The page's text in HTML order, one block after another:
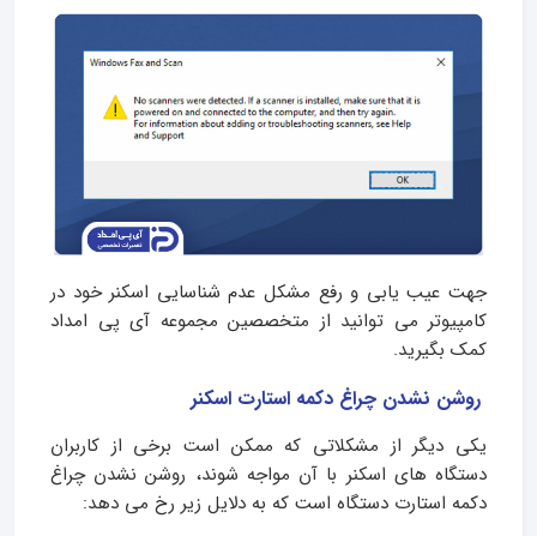
جهت عیب یابی و رفع مشکل عدم شناسایی اسکنر خود در
کامپیوتر می توانید از متخصصین مجموعه آی پی امداد
کمک بگیرید.
روشن نشدن چراغ دکمه استارت اسکنر
یکی دیگر از مشکلاتی که ممکن است برخی از کاربران
دستگاه های اسکنر با آن مواجه شوند، روشن نشدن چراغ
دکمه استارت دستگاه است که به دلایل زیر رخ می دهد: